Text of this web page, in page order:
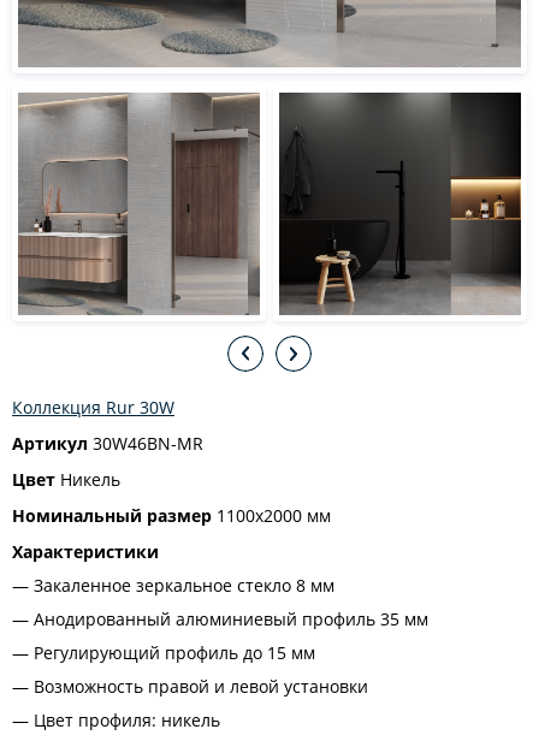
Коллекция Rur 30W
Артикул 30W46BN-MR
Цвет Никель
Номинальный размер 1100x2000 мм
Характеристики
Закаленное зеркальное стекло 8 мм
Анодированный алюминиевый профиль 35 мм
Регулирующий профиль до 15 мм
Возможность правой и левой установки
Цвет профиля: никель